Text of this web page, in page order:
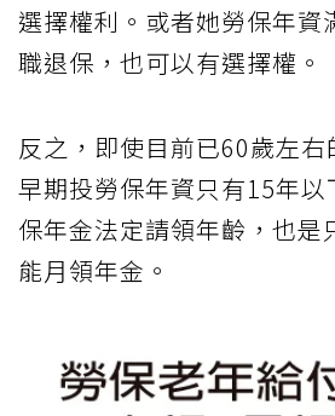
選擇權利。或者她勞保年資
職退保，也可以有選擇權。
反之，即使目前已60歲左
早期投勞保年資只有15年以
保年金法定請領年齡，也是
能月領年金。